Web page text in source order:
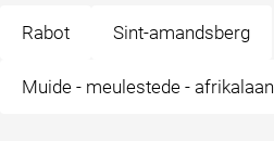
Rabot Sint-amandsberg
Muide - meulestede - afrikalaan